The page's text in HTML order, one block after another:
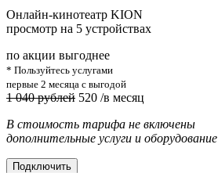
Онлайн-кинотеатр KION
просмотр на 5 устройствах
по акции выгоднее
* Пользуйтесь услугами
первые 2 месяца с выгодой
1 040 рублей 520 /в месяц
В стоимость тарифа не включены
дополнительные услуги и оборудование
Подключить